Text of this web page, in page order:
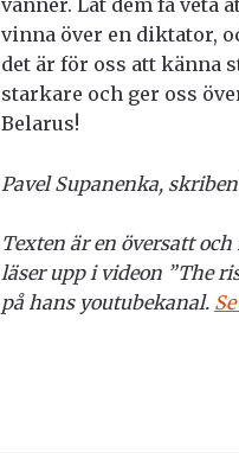
vänner. Låt dem få veta
vinna över en diktator,
det är för oss att känna
starkare och ger oss
Belarus!
Pavel Supanenka,
Texten är en översatt
läser upp i videon ”The
på hans youtubekanal.